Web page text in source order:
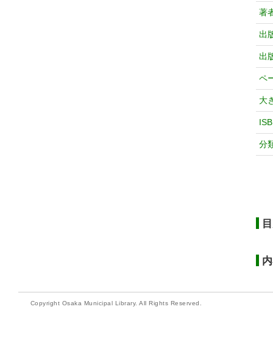
著
出
出
ペ
大
分
Copyright Osaka Municipal Library. All Rights Reserved.